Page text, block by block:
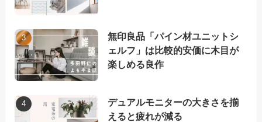
無印良品「パイン材ユニットシ
ェルフ」は比較的安価に木目が
楽しめる良作
デュアルモニターの大きさを揃
えると疲れが減る